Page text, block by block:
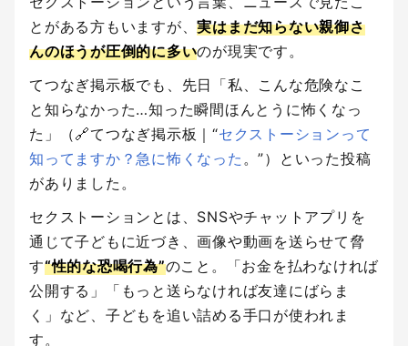
とがある方もいますが、実はまだ知らない親御さ
んのほうが圧倒的に多いのが現実です。
てつなぎ掲示板でも、先日「私、こんな危険なこ
と知らなかった…知った瞬間ほんとうに怖くなっ
た」（🔗てつなぎ掲示板｜“セクストーションって
知ってますか？急に怖くなった 。”）といった投稿
がありました。
セクストーションとは、SNSやチャットアプリを
通じて子どもに近づき、画像や動画を送らせて脅
す“性的な恐喝行為”のこと。「お金を払わなければ
公開する」「もっと送らなければ友達にばらま
く」など、子どもを追い詰める手口が使われま
す。